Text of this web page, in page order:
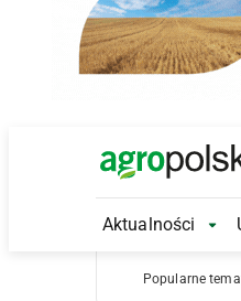
Main Logo
Aktualności
Popularne